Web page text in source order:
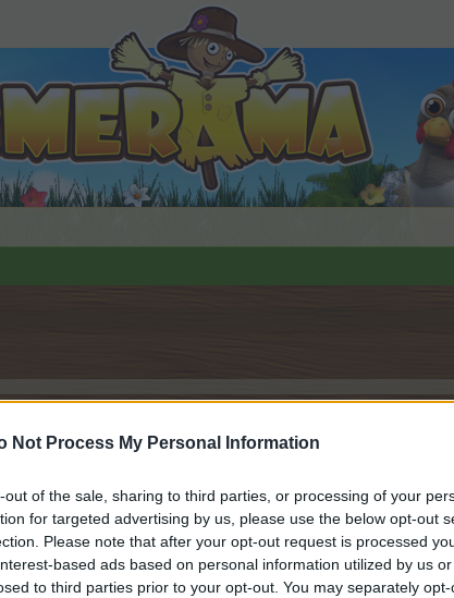
Not Process My Personal Information
out of the sale, sharing to third parties, or processing of your
for targeted advertising by us, please use the below opt-out
Please note that after your opt-out request is processed
based ads based on personal information utilized by us
to third parties prior to your opt-out. You may separately
да участвате в дискусиите, или искате да
ако нямате собствен акаунт. Ние очакваме с
Здравейте, фермери!